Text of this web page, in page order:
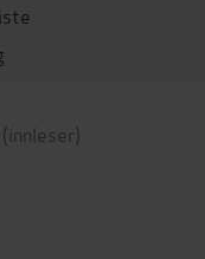
(innleser)